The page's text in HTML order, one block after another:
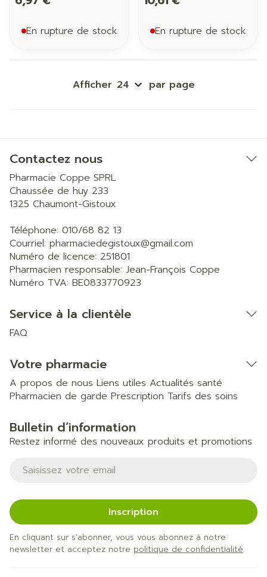
En rupture de stock En rupture de stock
Afficher par page
Contactez nous
Pharmacie Coppe SPRL
Chaussée de huy 233
1325 Chaumont-Gistoux
Téléphone: 010/68 82 13
Courriel: pharmaciedegistoux@gmail.com
Numéro de licence: 251801
Pharmacien responsable: Jean-François Coppe
Numéro TVA: BE0833770923
Service à la clientèle
FAQ
Votre pharmacie
A propos de nous Liens utiles Actualités santé
Pharmacien de garde Prescription Tarifs des soins
Bulletin d’information
Restez informé des nouveaux produits et promotions
Adresse mail
Inscription
En cliquant sur s'abonner, vous vous abonnez à notre
newsletter et acceptez notre politique de confidentialité.